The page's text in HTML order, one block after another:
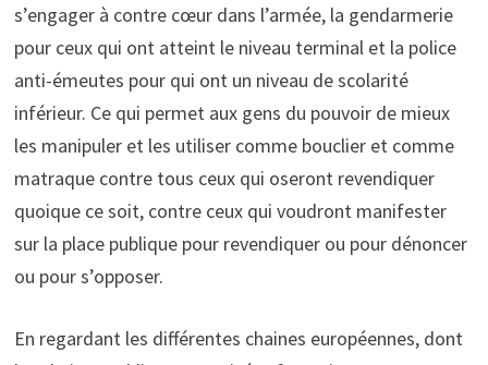
s’engager à contre cœur dans l’armée, la gendarmerie
pour ceux qui ont atteint le niveau terminal et la police
anti-émeutes pour qui ont un niveau de scolarité
inférieur. Ce qui permet aux gens du pouvoir de mieux
les manipuler et les utiliser comme bouclier et comme
matraque contre tous ceux qui oseront revendiquer
quoique ce soit, contre ceux qui voudront manifester
sur la place publique pour revendiquer ou pour dénoncer
ou pour s’opposer.
En regardant les différentes chaines européennes, dont